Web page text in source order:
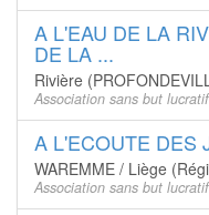
A L'EAU DE LA
DE LA ...
Rivière
Association sans but lucratif
A L'ECOUTE DES
WAREMME / Liège
Association sans but lucratif